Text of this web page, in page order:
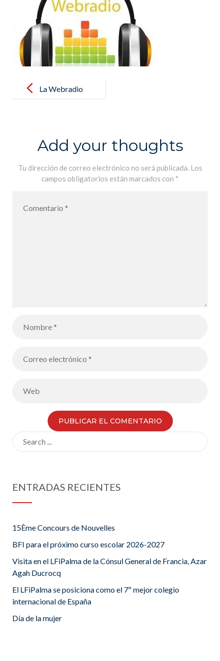
navigationLa Webradio
colegio, ha
vuelto!
Add your thoughts
Tu dirección de correo electrónico no será publicada. Los
campos obligatorios están marcados con *
ENTRADAS RECIENTES
15Ème Concours de Nouvelles
BFI para el próximo curso escolar 2026-2027
Visita en el LFiPalma de la Cónsul General de Francia, Azar
Agah Ducrocq
El LFiPalma se posiciona como el 7º mejor colegio
internacional de España
Día de la mujer